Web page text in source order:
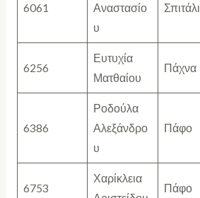
6061
Αναστασίο
υ
Σπιτάλι
6256
Ευτυχία
Ματθαίου
Πάχνα
6386
Ροδούλα
Αλεξάνδρο
υ
Πάφο
6753
Χαρίκλεια
Πάφο